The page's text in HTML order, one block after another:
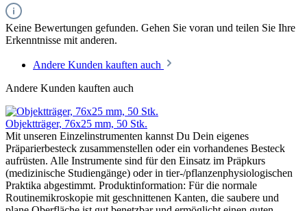
Keine Bewertungen gefunden. Gehen Sie voran und teilen Sie Ihre
Erkenntnisse mit anderen.
Andere Kunden kauften auch
Andere Kunden kauften auch
Objektträger, 76x25 mm, 50 Stk.
Mit unseren Einzelinstrumenten kannst Du Dein eigenes
Präparierbesteck zusammenstellen oder ein vorhandenes Besteck
aufrüsten. Alle Instrumente sind für den Einsatz im Präpkurs
(medizinische Studiengänge) oder in tier-/pflanzenphysiologischen
Praktika abgestimmt. Produktinformation: Für die normale
Routinemikroskopie mit geschnittenen Kanten, die saubere und